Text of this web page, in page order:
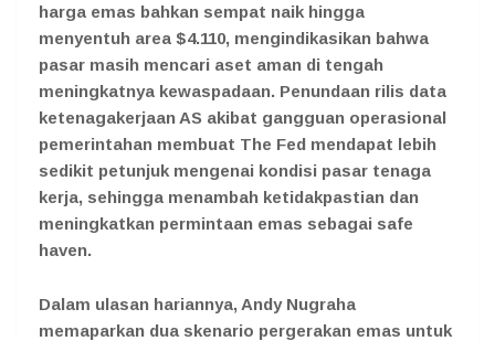
harga emas bahkan sempat naik hingga
menyentuh area $4.110, mengindikasikan bahwa
pasar masih mencari aset aman di tengah
meningkatnya kewaspadaan. Penundaan rilis data
ketenagakerjaan AS akibat gangguan operasional
pemerintahan membuat The Fed mendapat lebih
sedikit petunjuk mengenai kondisi pasar tenaga
kerja, sehingga menambah ketidakpastian dan
meningkatkan permintaan emas sebagai safe
haven.
Dalam ulasan hariannya, Andy Nugraha
memaparkan dua skenario pergerakan emas untuk